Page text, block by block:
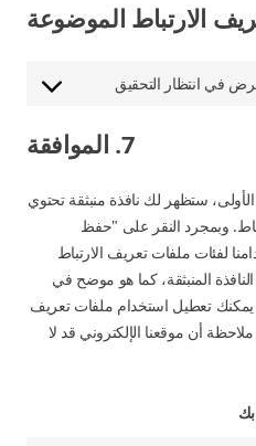
في انتظار التحقيق
الموافقة
الخدمة
7. الموافقة
ستظهر لك نافذة منبثقة تحتوي
وبمجرد النقر على "حفظ
لفئات ملفات تعريف الارتباط
المنبثقة، كما هو موضح في
تعطيل استخدام ملفات تعريف
أن موقعنا الإلكتروني قد لا